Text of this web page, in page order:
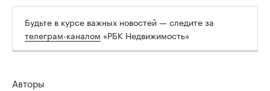
Будьте в курсе важных новостей — следите за
телеграм-каналом «РБК Недвижимость»
Авторы